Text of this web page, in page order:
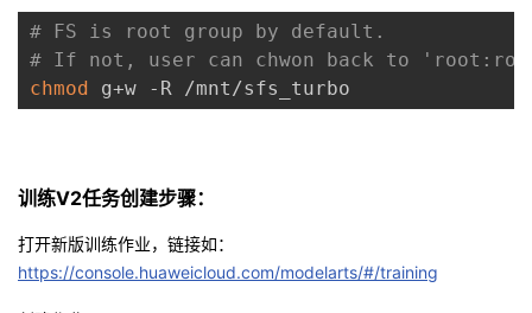
# FS is root group by default.
# If not, user can chwon back to
chmod g+w -R /mnt/sfs_turbo
训练V2任务创建步骤：
打开新版训练作业，链接如：
https://console.huaweicloud.com/modelarts/#/training